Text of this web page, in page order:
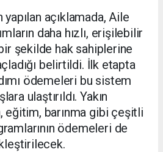
yapılan açıklamada, Aile
daha hızlı, erişilebilir
şekilde hak sahiplerine
belirtildi. İlk etapta
ödemeleri bu sistem
ulaştırıldı. Yakın
eğitim, barınma gibi çeşitli
ödemeleri de